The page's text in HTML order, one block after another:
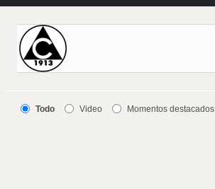
Todo Video
Momentos destacados